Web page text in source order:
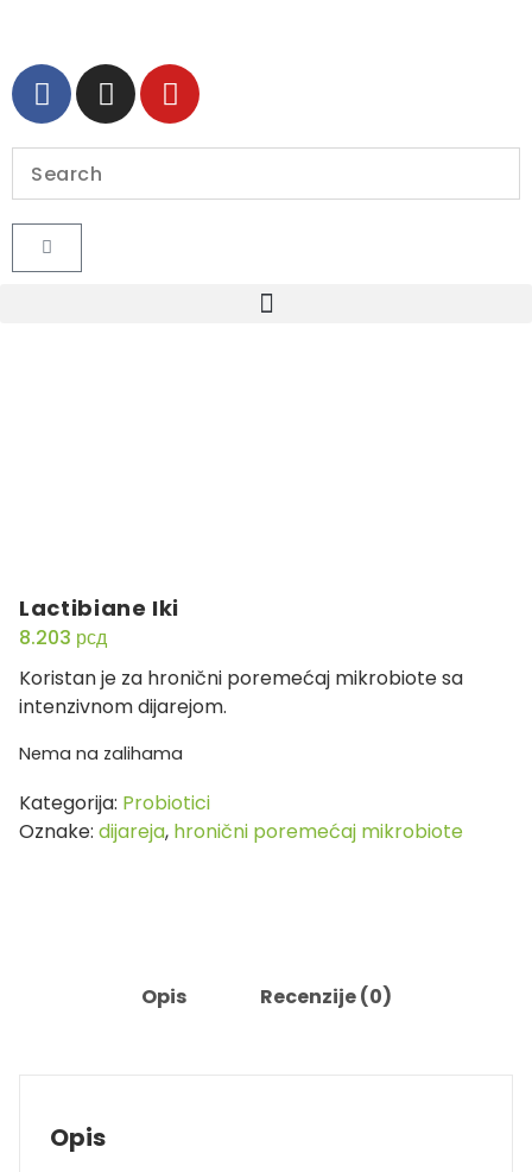
Lactibiane Iki
8.203 рсд
Koristan je za hronični poremećaj mikrobiote sa
intenzivnom dijarejom.
Nema na zalihama
Kategorija: Probiotici
Oznake: dijareja, hronični poremećaj mikrobiote
Opis Recenzije (0)
Opis